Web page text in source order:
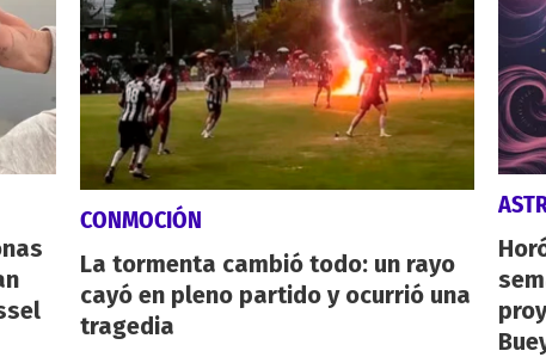
CONMOCIÓN
La tormenta cambió todo: un rayo
cayó en pleno partido y ocurrió una
tragedia